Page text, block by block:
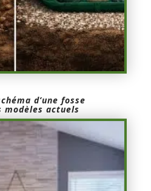
d’une fosse
modèles actuels